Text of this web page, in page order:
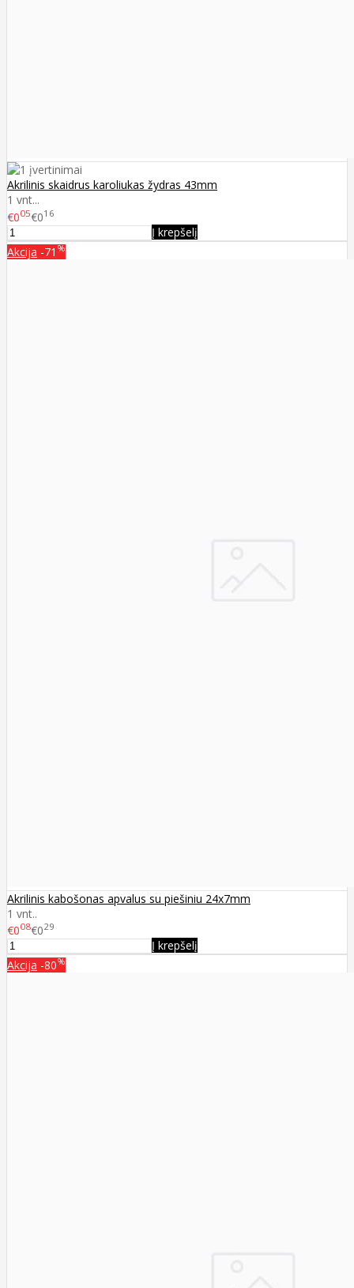
Akrilinis skaidrus karoliukas žydras 43mm
1 vnt...
€005€016
Į krepšelį
Akcija -71 %
Akrilinis kabošonas apvalus su piešiniu 24x7mm
1 vnt..
€008€029
Į krepšelį
Akcija -80%